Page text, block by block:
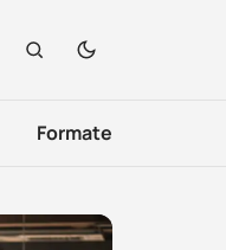
Formate